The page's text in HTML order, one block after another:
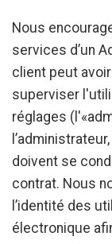
Nous
services d’un
client peut
superviser
réglages
doivent se
contrat. Nous
l’identité des
électronique